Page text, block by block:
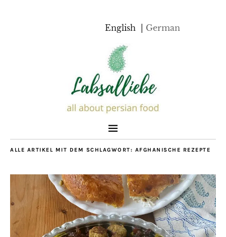
English German
ALLE ARTIKEL MIT DEM SCHLAGWORT: AFGHANISCHE REZEPTE